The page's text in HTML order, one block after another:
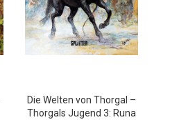
Die Welten von Thorgal –
Thorgals Jugend 3: Runa